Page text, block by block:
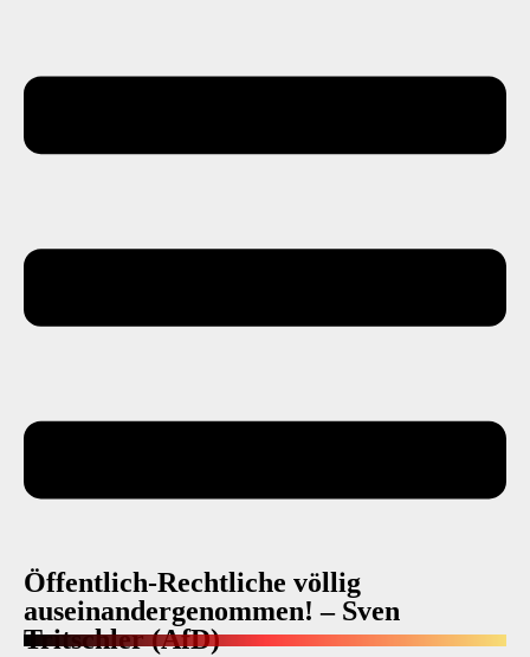
Öffentlich-Rechtliche völlig
auseinandergenommen! – Sven
Tritschler (AfD)